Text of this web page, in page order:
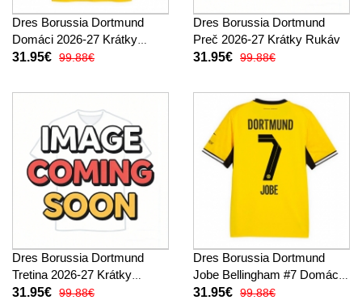
Dres Borussia Dortmund
Domáci 2026-27 Krátky
Rukáv
31.95€ 99.88€
Dres Borussia Dortmund
Preč 2026-27 Krátky Rukáv
31.95€ 99.88€
Dres Borussia Dortmund
Tretina 2026-27 Krátky
Rukáv
31.95€ 99.88€
Dres Borussia Dortmund
Jobe Bellingham #7 Domáci
2026-27 Krátky Rukáv
31.95€ 99.88€